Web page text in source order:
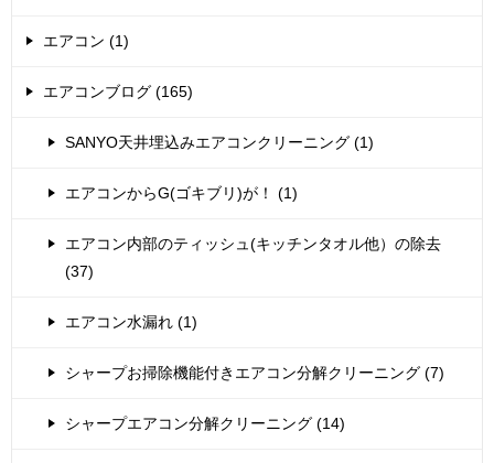
エアコン (1)
エアコンブログ (165)
SANYO天井埋込みエアコンクリーニング (1)
エアコンからG(ゴキブリ)が！ (1)
エアコン内部のティッシュ(キッチンタオル他）の除去
(37)
エアコン水漏れ (1)
シャープお掃除機能付きエアコン分解クリーニング (7)
シャープエアコン分解クリーニング (14)